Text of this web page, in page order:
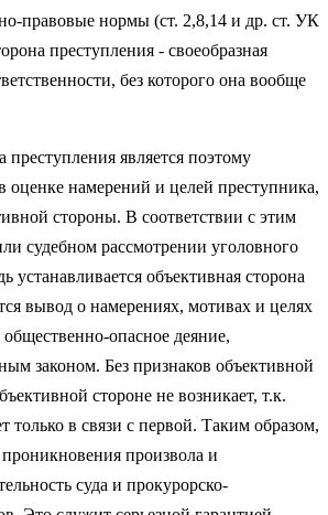
правовые нормы (ст. 2,8,14 и др. ст. УК
преступления - своеобразная
без которого она вообще
преступления является поэтому
оценке намерений и целей преступника,
стороны. В соответствии с этим
судебном рассмотрении уголовного
устанавливается объективная сторона
вывод о намерениях, мотивах и целях
опасное деяние,
законом. Без признаков объективной
стороне не возникает, т.к.
только в связи с первой. Таким образом,
проникновения произвола и
суда и прокурорско-